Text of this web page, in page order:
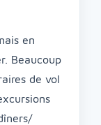
en
Beaucoup
de vol